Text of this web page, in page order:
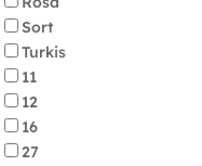
Sort
Turkis
11
12
16
27